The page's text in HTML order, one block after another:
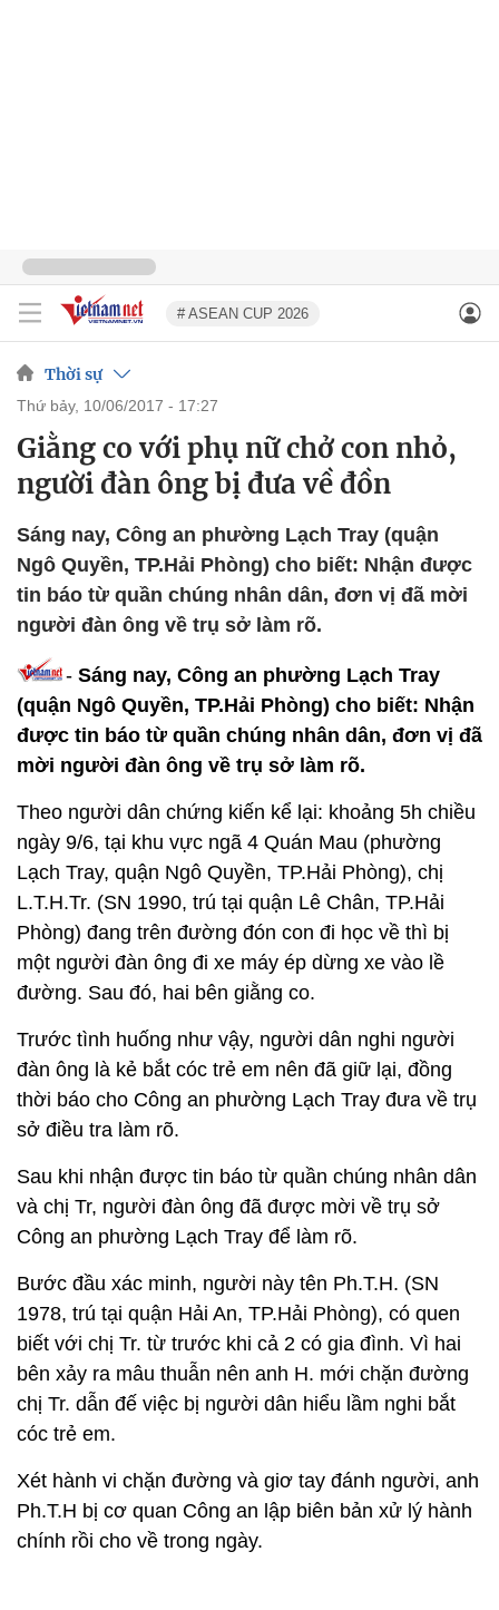
# ASEAN CUP 2026
Thời sự
thứ bảy, 10/06/2017 - 17:27
Giằng co với phụ nữ chở con nhỏ,
người đàn ông bị đưa về đồn
Sáng nay, Công an phường Lạch Tray (quận
Ngô Quyền, TP.Hải Phòng) cho biết: Nhận được
tin báo từ quần chúng nhân dân, đơn vị đã mời
người đàn ông về trụ sở làm rõ.
- Sáng nay, Công an phường Lạch Tray
(quận Ngô Quyền, TP.Hải Phòng) cho biết: Nhận
được tin báo từ quần chúng nhân dân, đơn vị đã
mời người đàn ông về trụ sở làm rõ.
Theo người dân chứng kiến kể lại: khoảng 5h chiều
ngày 9/6, tại khu vực ngã 4 Quán Mau (phường
Lạch Tray, quận Ngô Quyền, TP.Hải Phòng), chị
L.T.H.Tr. (SN 1990, trú tại quận Lê Chân, TP.Hải
Phòng) đang trên đường đón con đi học về thì bị
một người đàn ông đi xe máy ép dừng xe vào lề
đường. Sau đó, hai bên giằng co.
Trước tình huống như vậy, người dân nghi người
đàn ông là kẻ bắt cóc trẻ em nên đã giữ lại, đồng
thời báo cho Công an phường Lạch Tray đưa về trụ
sở điều tra làm rõ.
Sau khi nhận được tin báo từ quần chúng nhân dân
và chị Tr, người đàn ông đã được mời về trụ sở
Công an phường Lạch Tray để làm rõ.
Bước đầu xác minh, người này tên Ph.T.H. (SN
1978, trú tại quận Hải An, TP.Hải Phòng), có quen
biết với chị Tr. từ trước khi cả 2 có gia đình. Vì hai
bên xảy ra mâu thuẫn nên anh H. mới chặn đường
chị Tr. dẫn đế việc bị người dân hiểu lầm nghi bắt
cóc trẻ em.
Xét hành vi chặn đường và giơ tay đánh người, anh
Ph.T.H bị cơ quan Công an lập biên bản xử lý hành
chính rồi cho về trong ngày.